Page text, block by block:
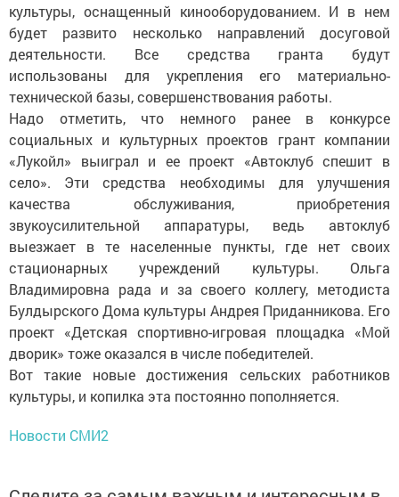
культуры, оснащенный кинооборудованием. И в нем
будет развито несколько направлений досуговой
деятельности. Все средства гранта будут
использованы для укреп­ления его материально-
технической базы, совершенствования работы.
Надо отметить, что немного ранее в конкурсе
социальных и культурных проектов грант компании
«Лукойл» выиграл и ее проект «Автоклуб спешит в
село». Эти средства необходимы для улучшения
качества обслуживания, приобретения
звукоусилительной аппаратуры, ведь автоклуб
выезжает в те населенные пункты, где нет своих
стационарных учреждений культуры. Ольга
Владимировна рада и за своего коллегу, методиста
Булдырского Дома культуры Андрея Приданникова. Его
проект «Детская спортивно-игровая площадка «Мой
дворик» тоже оказался в числе победителей.
Вот такие новые достижения сельских работников
культуры, и копилка эта постоянно пополняется.
Новости СМИ2